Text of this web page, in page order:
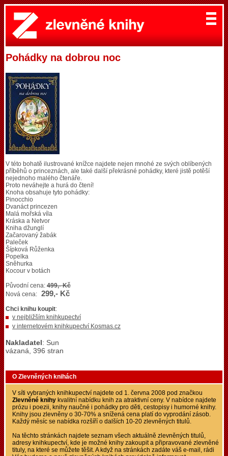
Pohádky na dobrou noc
V této bohatě ilustrované knížce najdete nejen mnohé ze svých oblíbených
příběhů o princeznách, ale také další překrásné pohádky, které jistě potěší
nejednoho malého čtenáře.
Proto neváhejte a hurá do čtení!
Knoha obsahuje tyto pohádky:
Pinocchio
Dvanáct princezen
Malá mořská víla
Kráska a Netvor
Kniha džunglí
Začarovaný žabák
Paleček
Šípková Růženka
Popelka
Sněhurka
Kocour v botách
Původní cena: 499,- Kč
Nová cena: 299,- Kč
Chci knihu koupit:
v nejbližším knihkupectví
v internetovém knihkupectví Kosmas.cz
Nakladatel: Sun
vázaná, 396 stran
O Zlevněných knihách
V síti vybraných knihkupectví najdete od 1. června 2008 pod značkou
Zlevněné knihy kvalitní nabídku knih za atraktivní ceny. V nabídce najdete
prózu i poezii, knihy naučné i pohádky pro děti, cestopisy i humorné knihy.
Knihy jsou zlevněny o 30-70% a snížená cena platí do vyprodání zásob.
Každý měsíc se nabídka rozšíří o dalších 10-20 zlevněných titulů.
Na těchto stránkách najdete seznam všech aktuálně zlevněných titulů,
adresy knihkupectví, kde je možné knihy zakoupit a připravované zlevněné
tituly, na které se můžete těšit. A když na stránkách zadáte váš e-mail, rádi